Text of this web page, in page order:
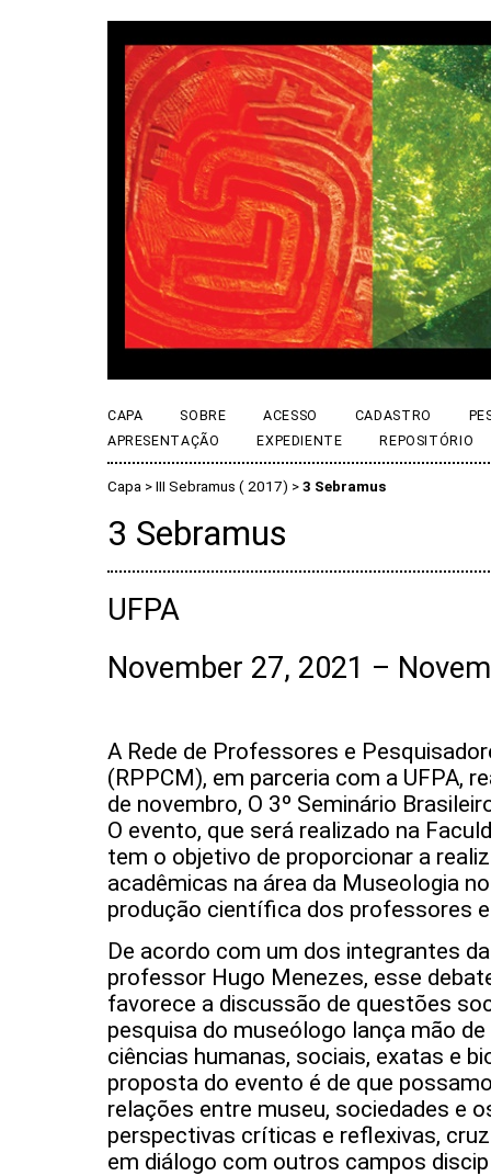
CAPA SOBRE ACESSO CADASTRO
APRESENTAÇÃO
EXPEDIENTE REPOSITÓRIO
Capa > III Sebramus ( 2017) > 3 Sebramus
3 Sebramus
UFPA
November 27, 2021 –
A Rede de Professores e
(RPPCM), em parceria com a UFPA,
de novembro, O 3º Seminário
O evento, que será realizado na
tem o objetivo de proporcionar a
acadêmicas na área da Museologia
produção científica dos professores
De acordo com um dos integrantes
professor Hugo Menezes, esse
favorece a discussão de questões
pesquisa do museólogo lança mão
ciências humanas, sociais, exatas e
proposta do evento é de que
relações entre museu, sociedades e
perspectivas críticas e reflexivas,
em diálogo com outros campos